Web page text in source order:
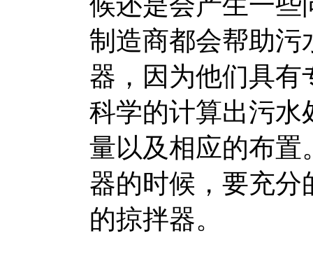
制造商都会帮助污
器，因为他们具有
科学的计算出污水
量以及相应的布置
器的时候，要充分
的掠拌器。